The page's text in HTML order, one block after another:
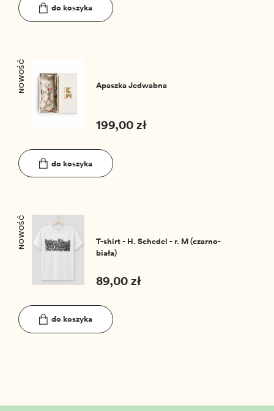
do koszyka
NOWOŚĆ Apaszka Jedwabna
199,00 zł
do koszyka
NOWOŚĆ
T-shirt - H. Schedel - r. M (czarno-
biała)
89,00 zł
do koszyka